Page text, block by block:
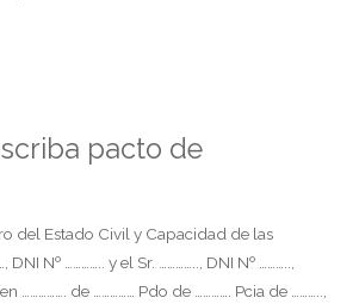
pacto de
del Estado Civil y Capacidad de las
Nº ………….. y el Sr. ………….., DNI Nº ………..,
……………. de …………… Pdo de …………. Pcia de ………..,